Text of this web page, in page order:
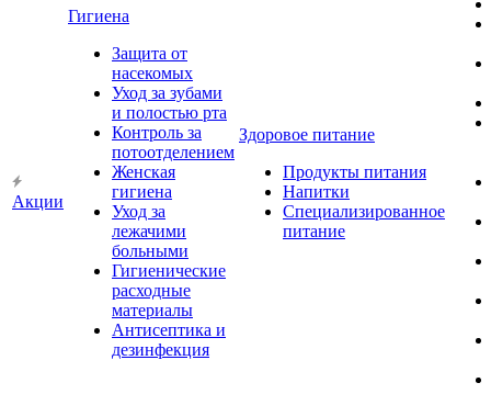
Акции
Гигиена
Защита от
насекомых
Уход за зубами
и полостью рта
Контроль за
потоотделением
Женская
гигиена
Уход за
лежачими
больными
Гигиенические
расходные
материалы
Антисептика и
дезинфекция
Здоровое питание
Продукты питания
Напитки
Специализированное
питание